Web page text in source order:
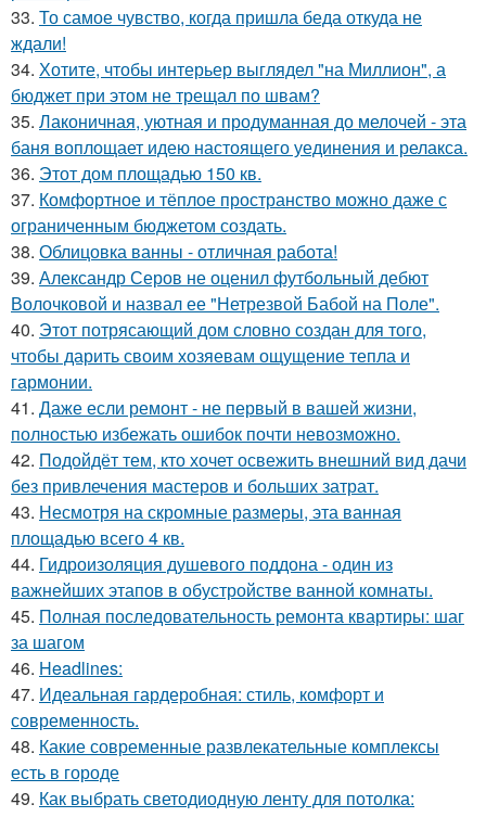
33. То самое чувство, когда пришла беда откуда не
ждали!
34. Хотите, чтобы интерьер выглядел "на Миллион", а
бюджет при этом не трещал по швам?
35. Лаконичная, уютная и продуманная до мелочей - эта
баня воплощает идею настоящего уединения и релакса.
36. Этот дом площадью 150 кв.
37. Комфортное и тёплое пространство можно даже с
ограниченным бюджетом создать.
38. Облицовка ванны - отличная работа!
39. Александр Серов не оценил футбольный дебют
Волочковой и назвал ее "Нетрезвой Бабой на Поле".
40. Этот потрясающий дом словно создан для того,
чтобы дарить своим хозяевам ощущение тепла и
гармонии.
41. Даже если ремонт - не первый в вашей жизни,
полностью избежать ошибок почти невозможно.
42. Подойдёт тем, кто хочет освежить внешний вид дачи
без привлечения мастеров и больших затрат.
43. Несмотря на скромные размеры, эта ванная
площадью всего 4 кв.
44. Гидроизоляция душевого поддона - один из
важнейших этапов в обустройстве ванной комнаты.
45. Полная последовательность ремонта квартиры: шаг
за шагом
46. Headlines:
47. Идеальная гардеробная: стиль, комфорт и
современность.
48. Какие современные развлекательные комплексы
есть в городе
49. Как выбрать светодиодную ленту для потолка: